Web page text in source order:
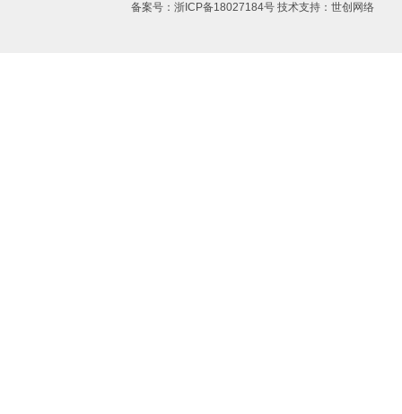
备案号： 浙ICP备18027184号 技术支持： 世创网络